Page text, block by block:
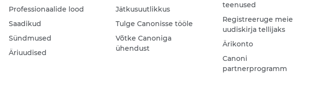
Professionaalide lood
Saadikud
Sündmused
Äriuudised
Jätkusuutlikkus
Tulge Canonisse tööle
Võtke Canoniga
ühendust
teenused
Registreeruge meie
uudiskirja tellijaks
Ärikonto
Canoni
partnerprogramm